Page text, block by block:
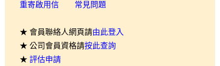
重寄啟用信 常見問題
★ 會員聯絡人網頁請由此登入
★ 公司會員資格請按此查詢
★ 評估申請